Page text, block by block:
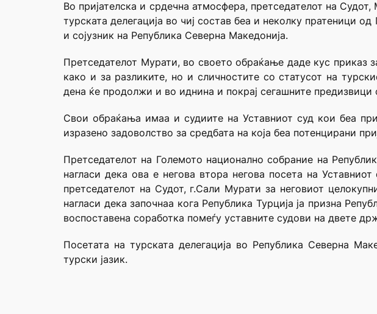
Во пријателска и срдечна атмосфера, претседателот на
турската делегација во чиј состав беа и неколку пратеници
и сојузник на Република Северна Македонија.
Претседателот Мурати, во своето обраќање даде кус приказ
како и за разликите, но и сличностите со статусот на
дена ќе продолжи и во иднина и покрај сегашните
Свои обраќања имаа и судиите на Уставниот суд кои беа
изразено задоволство за средбата на која беа потенцирани
Претседателот на Големото национално собрание на
нагласи дека ова е негова втора негова посета на
претседателот на Судот, г.Сали Мурати за неговиот
нагласи дека започнаа кога Република Турција ја призна
воспоставена соработка помеѓу уставните судови на двете
Посетата на турската делегација во Република Северна
турски јазик.